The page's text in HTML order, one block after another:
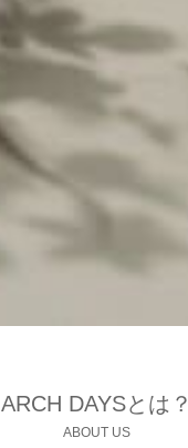
ARCH DAYSとは？
ABOUT US